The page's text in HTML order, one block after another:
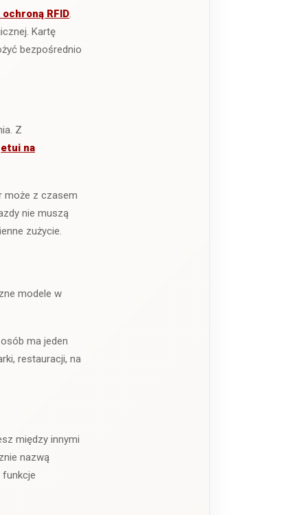
RFID
Kartę
bezpośrednio
Z
etui na
może z czasem
nie muszą
zużycie.
modele w
ma jeden
restauracji, na
między innymi
nazwą
funkcje